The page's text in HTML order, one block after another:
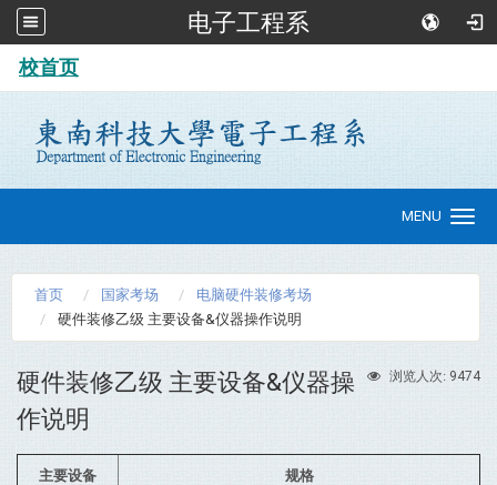
电子工程系
校首页
navigation
MENU
首页 国家考场
电脑硬件装修考场
硬件装修乙级 主要设备&仪器操作说明
浏览人次: 9474
硬件装修乙级 主要设备&仪器操
作说明
主要设备 规格